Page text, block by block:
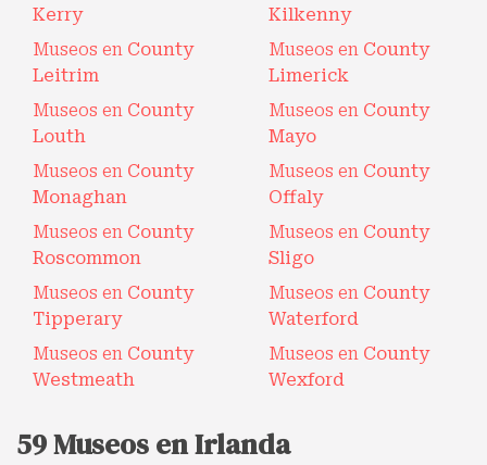
Kerry
Kilkenny
Museos en County
Leitrim
Museos en County
Limerick
Museos en County
Louth
Museos en County
Mayo
Museos en County
Monaghan
Museos en County
Offaly
Museos en County
Roscommon
Museos en County
Sligo
Museos en County
Tipperary
Museos en County
Waterford
Museos en County
Westmeath
Museos en County
Wexford
59 Museos en Irlanda